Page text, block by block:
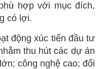
hợp với mục đích,
có lợi.
động xúc tiến đầu tư
thu hút các dự án
công nghệ cao; đổi